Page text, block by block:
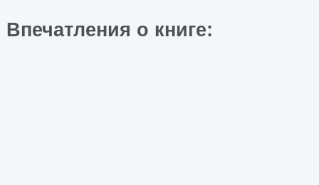
Впечатления о книге: